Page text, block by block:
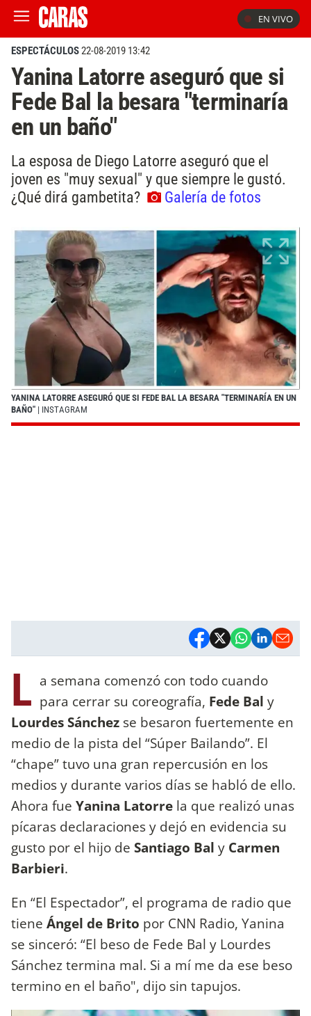
EN VIVO
ESPECTÁCULOS22-08-2019 13:42
Yanina Latorre aseguró que si
Fede Bal la besara "terminaría
en un baño"
La esposa de Diego Latorre aseguró que el
joven es "muy sexual" y que siempre le gustó.
¿Qué dirá gambetita?
Galería de fotos
YANINA LATORRE ASEGURÓ QUE SI FEDE BAL LA BESARA "TERMINARÍA EN UN
BAÑO" | INSTAGRAM
L a semana comenzó con todo cuando
para cerrar su coreografía, Fede Bal y
Lourdes Sánchez se besaron fuertemente en
medio de la pista del “Súper Bailando”. El
“chape” tuvo una gran repercusión en los
medios y durante varios días se habló de ello.
Ahora fue Yanina Latorre la que realizó unas
pícaras declaraciones y dejó en evidencia su
gusto por el hijo de Santiago Bal y Carmen
Barbieri.
En “El Espectador”, el programa de radio que
tiene Ángel de Brito por CNN Radio, Yanina
se sinceró: “El beso de Fede Bal y Lourdes
Sánchez termina mal. Si a mí me da ese beso
termino en el baño", dijo sin tapujos.